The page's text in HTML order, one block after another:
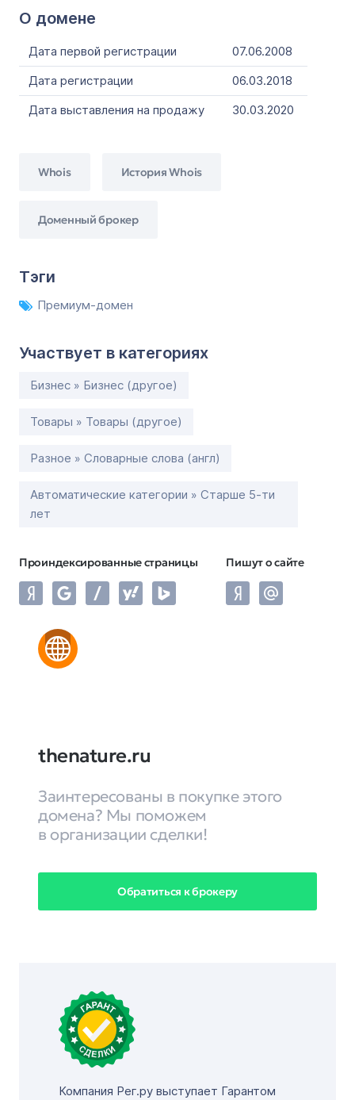
О домене
Дата первой регистрации
07.06.2008
Дата регистрации
06.03.2018
Дата выставления на продажу
30.03.2020
Whois История Whois
Доменный брокер
Тэги
Премиум-домен
Участвует в категориях
Бизнес » Бизнес (другое)
Товары » Товары (другое)
Разное » Словарные слова (англ)
Автоматические категории » Старше 5-ти
лет
Проиндексированные страницы Пишут о сайте
thenature.ru
Заинтересованы в покупке этого
домена? Мы поможем
в организации сделки!
Обратиться к брокеру
Компания Рег.ру выступает Гарантом